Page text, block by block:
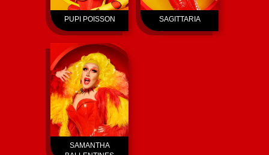
PUPI POISSON SAGITTARIA
SAMANTHA